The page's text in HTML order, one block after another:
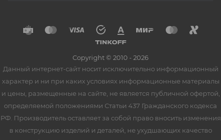
Copyright © 2010 - 2026
Данный интернет-сайт носит исключительно информационный
характер и ни при каких условиях информационные материалы
и цены, размещенные на сайте, не является публичной офертой,
определяемой положениями Статьи 437 Гражданского кодекса
РФ. Производитель оставляет за собой право вносить изменения
в конструкцию изделий и деталей, не ухудшающих качество